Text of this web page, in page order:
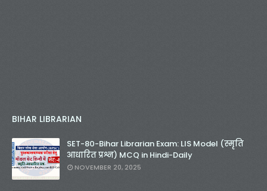
BIHAR LIBRARIAN
SET-80-Bihar Librarian Exam: LIS Model (स्मृति
आधारित प्रश्न) MCQ in Hindi-Daily
NOVEMBER 20, 2025